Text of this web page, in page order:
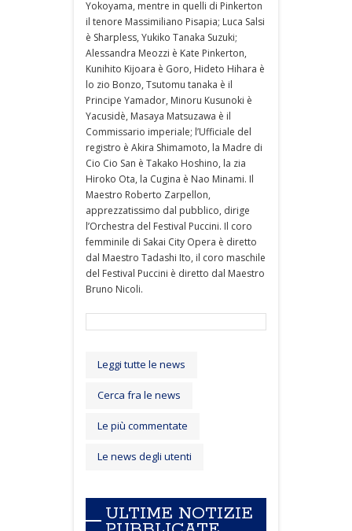
Yokoyama, mentre in quelli di Pinkerton
il tenore Massimiliano Pisapia; Luca Salsi
è Sharpless, Yukiko Tanaka Suzuki;
Alessandra Meozzi è Kate Pinkerton,
Kunihito Kijoara è Goro, Hideto Hihara è
lo zio Bonzo, Tsutomu tanaka è il
Principe Yamador, Minoru Kusunoki è
Yacusidè, Masaya Matsuzawa è il
Commissario imperiale; l’Ufficiale del
registro è Akira Shimamoto, la Madre di
Cio Cio San è Takako Hoshino, la zia
Hiroko Ota, la Cugina è Nao Minami. Il
Maestro Roberto Zarpellon,
apprezzatissimo dal pubblico, dirige
l’Orchestra del Festival Puccini. Il coro
femminile di Sakai City Opera è diretto
dal Maestro Tadashi Ito, il coro maschile
del Festival Puccini è diretto dal Maestro
Bruno Nicoli.
Leggi tutte le news
Cerca fra le news
Le più commentate
Le news degli utenti
ULTIME NOTIZIE